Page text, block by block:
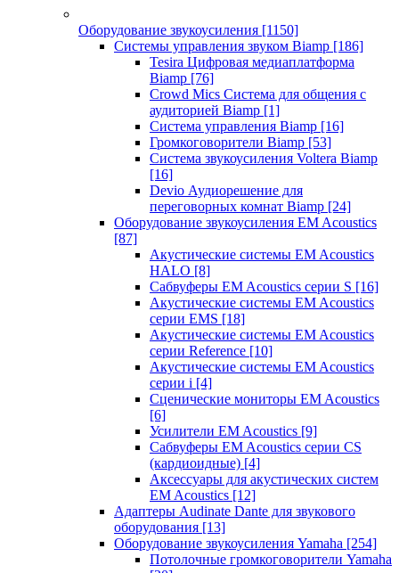
Оборудование звукоусиления [1150]
Системы управления звуком Biamp [186]
Tesira Цифровая медиаплатформа
Biamp [76]
Crowd Mics Система для общения с
аудиторией Biamp [1]
Система управления Biamp [16]
Громкоговорители Biamp [53]
Система звукоусиления Voltera Biamp
[16]
Devio Аудиорешение для
переговорных комнат Biamp [24]
Оборудование звукоусиления EM Acoustics
[87]
Акустические системы EM Acoustics
HALO [8]
Сабвуферы EM Acoustics серии S [16]
Акустические системы EM Acoustics
серии EMS [18]
Акустические системы EM Acoustics
серии Reference [10]
Акустические системы EM Acoustics
серии i [4]
Сценические мониторы EM Acoustics
[6]
Усилители EM Acoustics [9]
Сабвуферы EM Acoustics серии CS
(кардиоидные) [4]
Аксессуары для акустических систем
EM Acoustics [12]
Адаптеры Audinate Dante для звукового
оборудования [13]
Оборудование звукоусиления Yamaha [254]
Потолочные громкоговорители Yamaha